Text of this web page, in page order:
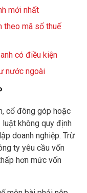
mới nhất
theo mã số thuế
có điều kiện
nước ngoài
cổ đông góp hoặc
luật không quy định
doanh nghiệp. Trừ
ty yêu cầu vốn
hơn mức vốn